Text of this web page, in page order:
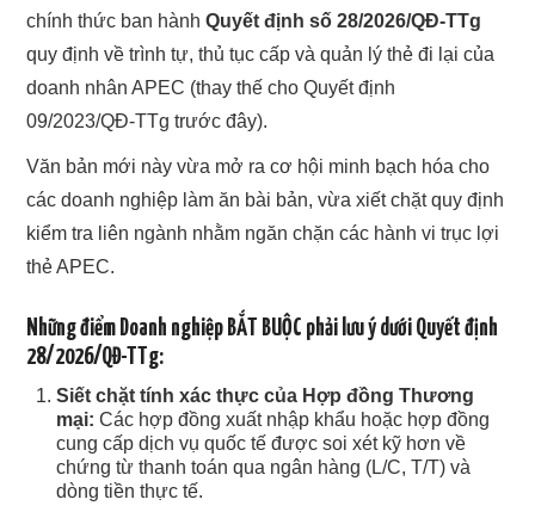
chính thức ban hànhQuyết định số 28/2026/QĐ-TTg
quy định về trình tự, thủ tục cấp và quản lý thẻ đi lại của
doanh nhân APEC (thay thế cho Quyết định
09/2023/QĐ-TTg trước đây).
Văn bản mới này vừa mở ra cơ hội minh bạch hóa cho
các doanh nghiệp làm ăn bài bản, vừa xiết chặt quy định
kiểm tra liên ngành nhằm ngăn chặn các hành vi trục lợi
thẻ APEC.
Những điểm Doanh nghiệp BẮT BUỘC phải lưu ý dưới Quyết định
28/2026/QĐ-TTg:
Siết chặt tính xác thực của Hợp đồng Thương
mại: Các hợp đồng xuất nhập khẩu hoặc hợp đồng
cung cấp dịch vụ quốc tế được soi xét kỹ hơn về
chứng từ thanh toán qua ngân hàng (L/C, T/T) và
dòng tiền thực tế.